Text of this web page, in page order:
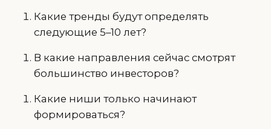
Какие тренды будут определять
следующие 5–10 лет?
В какие направления сейчас смотрят
большинство инвесторов?
Какие ниши только начинают
формироваться?